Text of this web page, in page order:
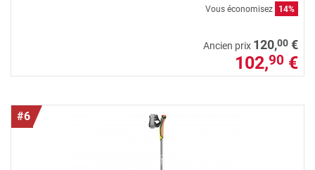
Vous économisez
14%
Ancien prix 120,00 €
102,90 €
#6